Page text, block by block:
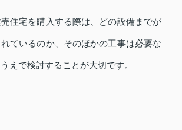
住宅を購入する際は、どの設備までが
ているのか、そのほかの工事は必要な
えで検討することが大切です。